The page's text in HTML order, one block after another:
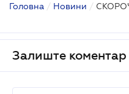
Головна / Новини /
Залиште коментар